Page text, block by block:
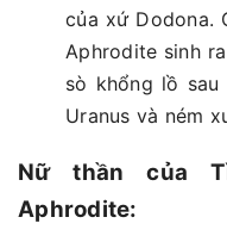
của xứ Dodona.
Aphrodite sinh
sò khổng lồ
Uranus và ném
Nữ thần của
Aphrodite: